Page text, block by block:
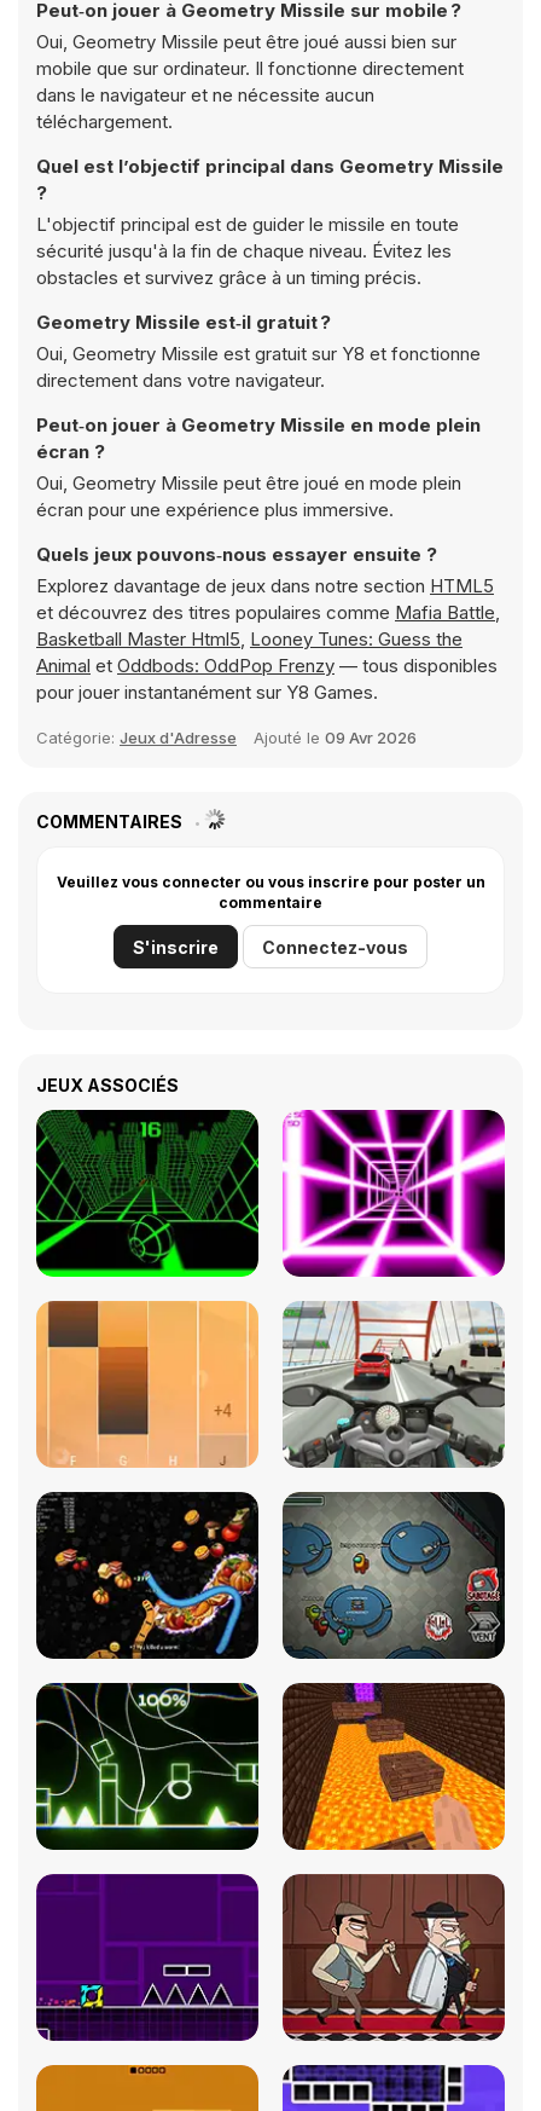
Peut‑on jouer à Geometry Missile sur mobile ?
Oui, Geometry Missile peut être joué aussi bien sur
mobile que sur ordinateur. Il fonctionne directement
dans le navigateur et ne nécessite aucun
téléchargement.
Quel est l’objectif principal dans Geometry Missile
?
L'objectif principal est de guider le missile en toute
sécurité jusqu'à la fin de chaque niveau. Évitez les
obstacles et survivez grâce à un timing précis.
Geometry Missile est‑il gratuit ?
Oui, Geometry Missile est gratuit sur Y8 et fonctionne
directement dans votre navigateur.
Peut‑on jouer à Geometry Missile en mode plein
écran ?
Oui, Geometry Missile peut être joué en mode plein
écran pour une expérience plus immersive.
Quels jeux pouvons‑nous essayer ensuite ?
Explorez davantage de jeux dans notre section HTML5
et découvrez des titres populaires comme Mafia Battle,
Basketball Master Html5, Looney Tunes: Guess the
Animal et Oddbods: OddPop Frenzy — tous disponibles
pour jouer instantanément sur Y8 Games.
Catégorie: Jeux d'Adresse Ajouté le 09 Avr 2026
COMMENTAIRES
Veuillez vous connecter ou vous inscrire pour poster un
commentaire
S'inscrire Connectez-vous
JEUX ASSOCIÉS